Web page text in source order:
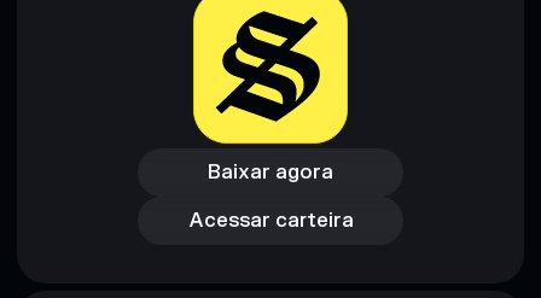
Baixar agora
Baixar agora
Acessar carteira
Acessar carteira